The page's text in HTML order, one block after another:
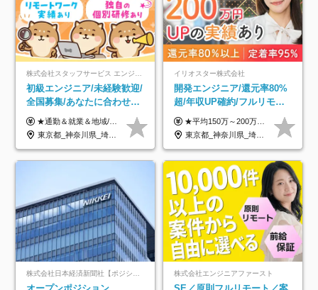
株式会社スタッフサービス エンジニアリング事業本部
初級エンジニア/未経験歓迎/
全国募集/あなたに合わせた
オリジナル研修をご用
意/AI・IoT/残業平均8時間
★通勤＆就業＆地域/住宅＆役職手当あり ★残業代は全額支給 ★選べる給与制度あり！ ■東京・神奈川・千葉・埼玉勤務の場合 月給24.5万円～55万円＋諸手当 （残業代は全額支給） (20,000円の地域/住宅手当込み) ■愛知・京都・大阪・兵庫勤務の場合 月給24万円以上＋諸手当 （残業代は全額支給） (15,000円の地域/住宅手当込み) ■茨城・栃木・群馬・静岡・三重・滋賀・広島・福岡勤務の場合 月給23.5万円以上＋諸手当 （残業代は全額支給） (10,000円の地域/住宅手当込み) ■北海道・宮城・山梨・長野・岐阜・奈良・和歌山・岡山勤務の場合 月給23万円以上＋諸手当 （残業代は全額支給） (5,000円の地域/住宅手当込み) ■その他のエリア勤務の場合 月給22.5万円以上＋諸手当 （残業代は全額支給） ※経験や能力を考慮し、当社規定により優遇します 【昇給：年一回実施】 【選べる給与制度】 ★収入を重視する方に… 「変動型人事制度」の選択も可能（派遣先からの評価に応じて収入アップ！） ※年2回のタイミングで希望者と面談の上決定します。
東京都_神奈川県_埼玉県_千葉県_大阪府_愛知県_北海道_岩手県_宮城県_山形県_福島県_茨城県_栃木県_群馬県_山梨県_長野県_富山県_石川県_静岡県_岐阜県_三重県_兵庫県_京都府_滋賀県_奈良県_広島県_岡山県_山口県_愛媛県_福岡県_熊本県_長崎県
イリオスター株式会社
開発エンジニア/還元率80%
超/年収UP確約/フルリモ
OK/年休130日/平均残業7h/
約2万件の案件から選択
★平均150万～200万円年収UPを実現！ ★前職給与を100％保証！ ★案件内容の開示・明確な評価体制あり ⇒クライアント評価で即昇給を実現したケースも◎ ★年12回（毎月昇給チャンスあり） ■月給35万円～103万円 ※経験・能力・前職給与を考慮し、決定 ※上記給与には月30時間分(6万6500円以上)の固定残業代が含まれます。超過分は手当として別途支給します ※試用期間3ヶ月あり(期間中の給与・待遇面に差異はありません) ▼収入アップの実例をご紹介 ───────────── ★働き方改革をした30代男性（PG） 子どもが生まれたばかりなのに、忙しい現場で残業も月50～60時間が当たり前。 ⇒残業ほぼゼロ＆週3リモートの働き方に！しかも給与もアップ！ ★収入アップした30代男性（PM） 子供が3人いて家計も苦しく、残業代で稼ぐ日々… ⇒残業をたくさんしていた年収額より、100万円以上アップしました！
東京都_神奈川県_埼玉県_千葉県_大阪府_愛知県_北海道_青森県_岩手県_宮城県_秋田県_山形県_福島県_茨城県_栃木県_群馬県_新潟県_山梨県_長野県_富山県_石川県_福井県_静岡県_岐阜県_三重県_兵庫県_京都府_滋賀県_奈良県_和歌山県_広島県_岡山県_鳥取県_島根県_山口県_徳島県_香川県_愛媛県_高知県_福岡県_熊本県_佐賀県_長崎県_大分県_宮崎県_鹿児島県_沖縄県
株式会社日本経済新聞社【ポジションマッチ登録】 株式会社エンジニアファースト